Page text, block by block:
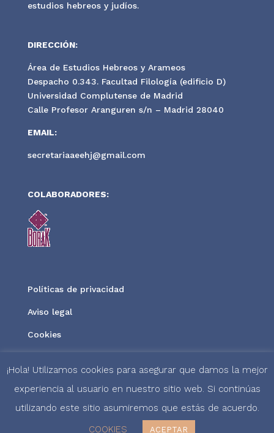
estudios hebreos y judíos.
DIRECCIÓN:
Área de Estudios Hebreos y Arameos
Despacho 0.343. Facultad Filología (edificio D)
Universidad Complutense de Madrid
Calle Profesor Aranguren s/n – Madrid 28040
EMAIL:
secretariaaeehj@gmail.com
COLABORADORES:
Políticas de privacidad
Aviso legal
Cookies
Diseñado y desarrollado porTrack SEO
¡Hola! Utilizamos cookies para asegurar que damos la mejor
experiencia al usuario en nuestro sitio web. Si continúas
utilizando este sitio asumiremos que estás de acuerdo.
COOKIES
ACEPTAR